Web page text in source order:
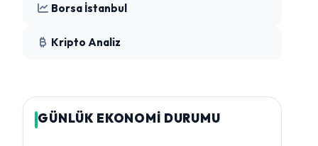
Borsa İstanbul
Kripto Analiz
GÜNLÜK EKONOMİ DURUMU